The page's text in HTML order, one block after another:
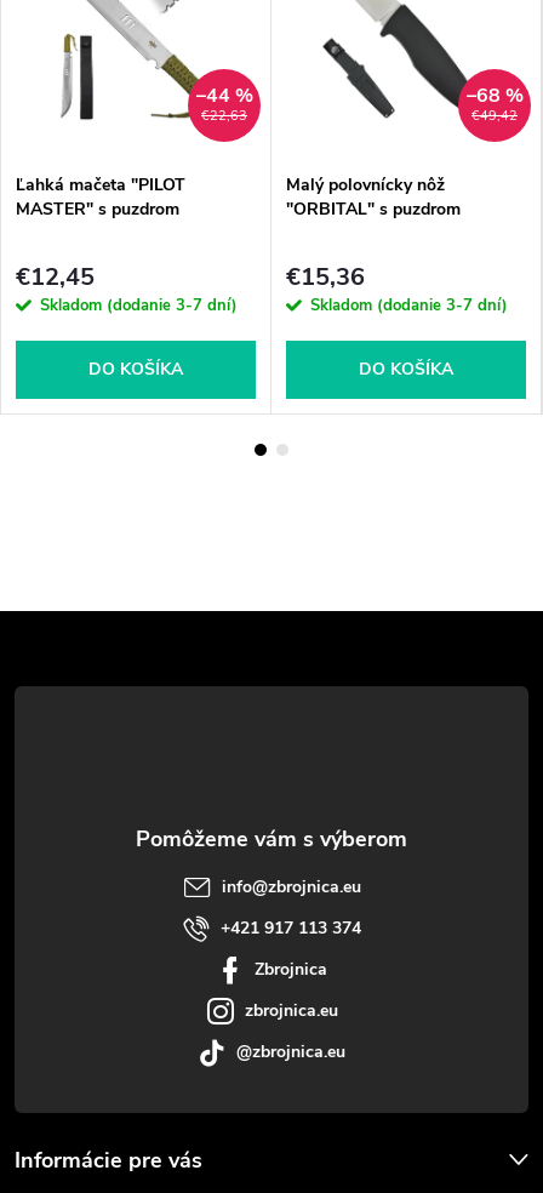
€22,63
–44 %
Ľahká mačeta "PILOT
MASTER" s puzdrom
€12,45
Skladom (dodanie 3-7 dní)
DO KOŠÍKA
€49,42
–68 %
Malý polovnícky nôž
"ORBITAL" s puzdrom
€15,36
Skladom (dodanie 3-7 dní)
DO KOŠÍKA
á
Informácie pre vás
info@zbrojnica.eu
+421 917 113 374
Zbrojnica
zbrojnica.eu
@zbrojnica.eu